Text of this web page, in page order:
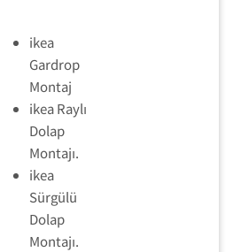
ikea
Gardrop
Montaj
ikea Raylı
Dolap
Montajı.
ikea
Sürgülü
Dolap
Montajı.